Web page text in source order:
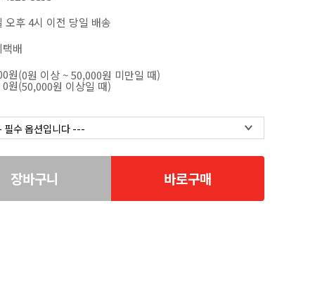
오후 4시 이전 당일 배송
배
원(0원 이상 ~ 50,000원 미만일 때)
0원(50,000원 이상일 때)
장바구니 바로구매